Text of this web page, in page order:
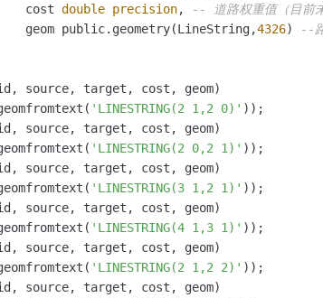
cost
double precision,
-- 道路权重值（目前
geom public.geometry(LineString,
4326)
--
'LINESTRING(2 1,2 0)'
'LINESTRING(2 0,2 1)'
'LINESTRING(3 1,2 1)'
'LINESTRING(4 1,3 1)'
'LINESTRING(2 1,2 2)'